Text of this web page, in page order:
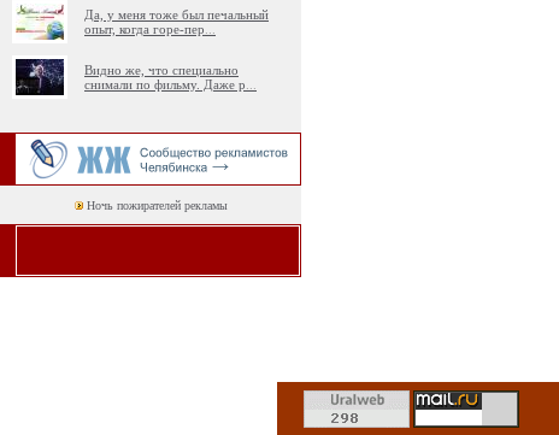
Да, у меня тоже был печальный
опыт, когда горе-пер
Видно же, что специально
снимали по фильму. Даже р
Ночь пожирателей рекламы